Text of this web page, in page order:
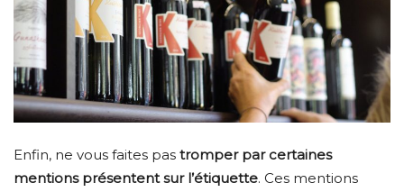
Enfin, ne vous faites pas tromper par certaines
mentions présentent sur l’étiquette. Ces mentions